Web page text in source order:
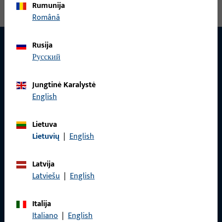
Mes mielai jums padėsime!
Rumunija
Română
Rusija
русский
Jungtinė Karalystė
English
Lietuva
Lietuvių | English
Latvija
Latviešu | English
Italija
Italiano | English